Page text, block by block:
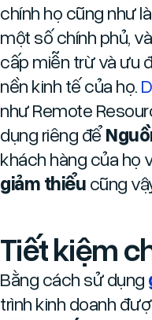
chính họ cũng như
một số chính phủ,
cấp miễn trừ và ưu
nền kinh tế của họ.
như Remote
dụng riêng để
khách hàng của họ
giảm thiểu cũng
Tiết kiệm
Bằng cách sử dụng
trình kinh doanh